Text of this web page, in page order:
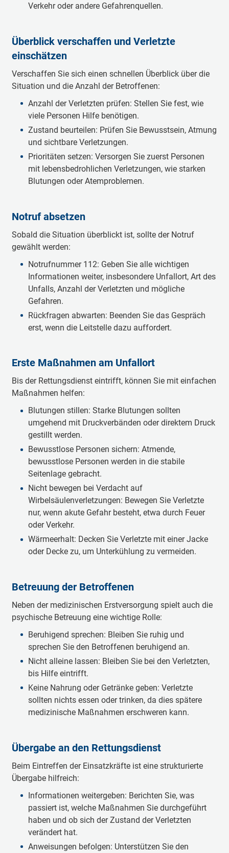
Verkehr oder andere Gefahrenquellen.
Überblick verschaffen und Verletzte
einschätzen
Verschaffen Sie sich einen schnellen Überblick über die
Situation und die Anzahl der Betroffenen:
Anzahl der Verletzten prüfen: Stellen Sie fest, wie
viele Personen Hilfe benötigen.
Zustand beurteilen: Prüfen Sie Bewusstsein, Atmung
und sichtbare Verletzungen.
Prioritäten setzen: Versorgen Sie zuerst Personen
mit lebensbedrohlichen Verletzungen, wie starken
Blutungen oder Atemproblemen.
Notruf absetzen
Sobald die Situation überblickt ist, sollte der Notruf
gewählt werden:
Notrufnummer 112: Geben Sie alle wichtigen
Informationen weiter, insbesondere Unfallort, Art des
Unfalls, Anzahl der Verletzten und mögliche
Gefahren.
Rückfragen abwarten: Beenden Sie das Gespräch
erst, wenn die Leitstelle dazu auffordert.
Erste Maßnahmen am Unfallort
Bis der Rettungsdienst eintrifft, können Sie mit einfachen
Maßnahmen helfen:
Blutungen stillen: Starke Blutungen sollten
umgehend mit Druckverbänden oder direktem Druck
gestillt werden.
Bewusstlose Personen sichern: Atmende,
bewusstlose Personen werden in die stabile
Seitenlage gebracht.
Nicht bewegen bei Verdacht auf
Wirbelsäulenverletzungen: Bewegen Sie Verletzte
nur, wenn akute Gefahr besteht, etwa durch Feuer
oder Verkehr.
Wärmeerhalt: Decken Sie Verletzte mit einer Jacke
oder Decke zu, um Unterkühlung zu vermeiden.
Betreuung der Betroffenen
Neben der medizinischen Erstversorgung spielt auch die
psychische Betreuung eine wichtige Rolle:
Beruhigend sprechen: Bleiben Sie ruhig und
sprechen Sie den Betroffenen beruhigend an.
Nicht alleine lassen: Bleiben Sie bei den Verletzten,
bis Hilfe eintrifft.
Keine Nahrung oder Getränke geben: Verletzte
sollten nichts essen oder trinken, da dies spätere
medizinische Maßnahmen erschweren kann.
Übergabe an den Rettungsdienst
Beim Eintreffen der Einsatzkräfte ist eine strukturierte
Übergabe hilfreich:
Informationen weitergeben: Berichten Sie, was
passiert ist, welche Maßnahmen Sie durchgeführt
haben und ob sich der Zustand der Verletzten
verändert hat.
Anweisungen befolgen: Unterstützen Sie den